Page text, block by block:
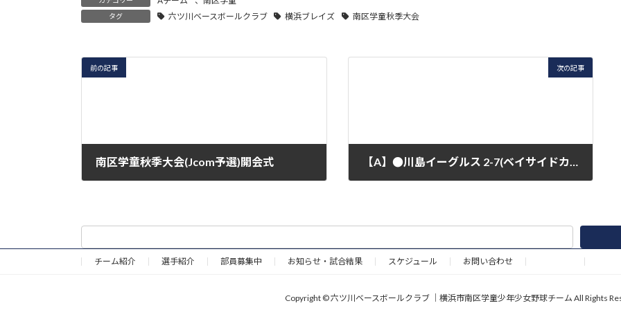
タグ 六ツ川ベースボールクラブ 横浜ブレイズ 南区学童秋季大会
前の記事
南区学童秋季大会(Jcom予選)開会式
次の記事
【A】●川島イーグルス 2-7(ベイサイドカップ予選)
チーム紹介 選手紹介 部員募集中 お知らせ・試合結果 スケジュール お問い合わせ
Copyright © 六ツ川ベースボールクラブ ｜横浜市南区学童少年少女野球チーム All Rights